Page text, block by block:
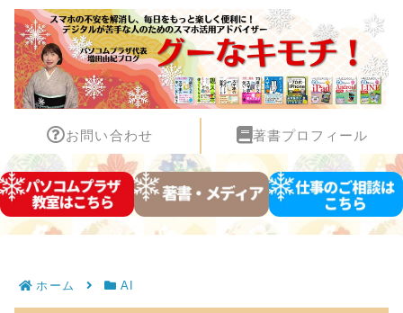
お問い合わせ 著書プロフィール
ホーム AI